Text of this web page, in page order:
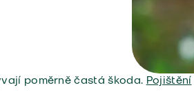
poměrně častá škoda. Pojištění